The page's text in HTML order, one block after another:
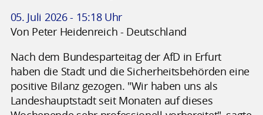
05. Juli 2026 - 15:18 Uhr
Von Peter Heidenreich - Deutschland
Nach dem Bundesparteitag der AfD in Erfurt
haben die Stadt und die Sicherheitsbehörden eine
positive Bilanz gezogen. "Wir haben uns als
Landeshauptstadt seit Monaten auf dieses